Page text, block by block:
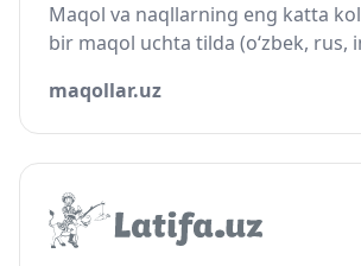
Maqol va naqllarning eng katta
bir maqol uchta tilda (o‘zbek, rus,
maqollar.uz